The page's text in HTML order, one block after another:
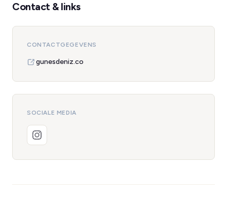
Contact & links
CONTACTGEGEVENS
gunesdeniz.co
SOCIALE MEDIA